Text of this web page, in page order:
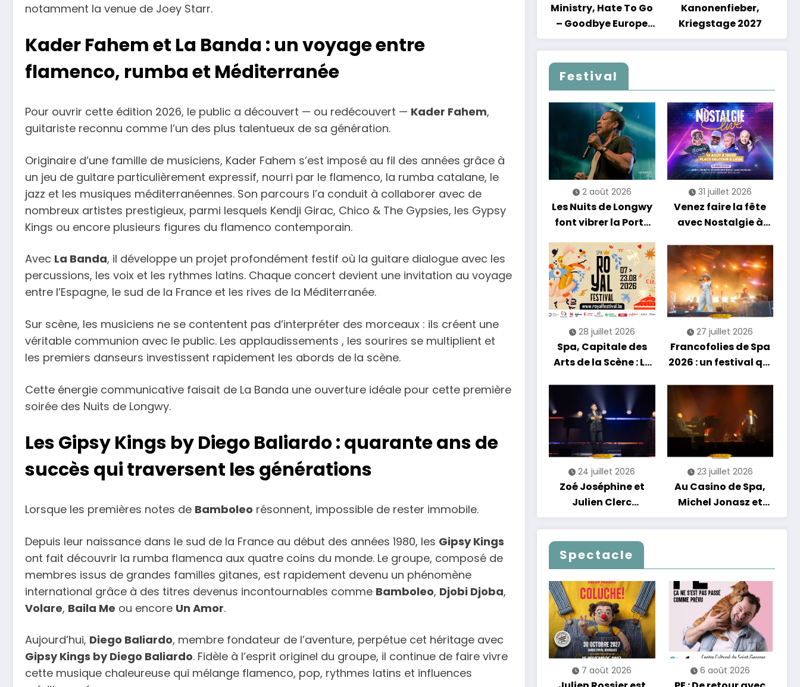
notamment la venue de Joey Starr.
Kader Fahem et La Banda : un voyage entre
flamenco, rumba et Méditerranée
Pour ouvrir cette édition 2026, le public a découvert — ou redécouvert — Kader Fahem,
guitariste reconnu comme l’un des plus talentueux de sa génération.
Originaire d’une famille de musiciens, Kader Fahem s’est imposé au fil des années grâce à
un jeu de guitare particulièrement expressif, nourri par le flamenco, la rumba catalane, le
jazz et les musiques méditerranéennes. Son parcours l’a conduit à collaborer avec de
nombreux artistes prestigieux, parmi lesquels Kendji Girac, Chico & The Gypsies, les Gypsy
Kings ou encore plusieurs figures du flamenco contemporain.
Avec La Banda, il développe un projet profondément festif où la guitare dialogue avec les
percussions, les voix et les rythmes latins. Chaque concert devient une invitation au voyage
entre l’Espagne, le sud de la France et les rives de la Méditerranée.
Sur scène, les musiciens ne se contentent pas d’interpréter des morceaux : ils créent une
véritable communion avec le public. Les applaudissements , les sourires se multiplient et
les premiers danseurs investissent rapidement les abords de la scène.
Cette énergie communicative faisait de La Banda une ouverture idéale pour cette première
soirée des Nuits de Longwy.
Les Gipsy Kings by Diego Baliardo : quarante ans de
succès qui traversent les générations
Lorsque les premières notes de Bamboleo résonnent, impossible de rester immobile.
Depuis leur naissance dans le sud de la France au début des années 1980, les Gipsy Kings
ont fait découvrir la rumba flamenca aux quatre coins du monde. Le groupe, composé de
membres issus de grandes familles gitanes, est rapidement devenu un phénomène
international grâce à des titres devenus incontournables comme Bamboleo, Djobi Djoba,
Volare, Baila Me ou encore Un Amor.
Aujourd’hui, Diego Baliardo, membre fondateur de l’aventure, perpétue cet héritage avec
Gipsy Kings by Diego Baliardo. Fidèle à l’esprit originel du groupe, il continue de faire vivre
cette musique chaleureuse qui mélange flamenco, pop, rythmes latins et influences
Ministry, Hate To Go
– Goodbye Europe
2027
Kanonenfieber,
Kriegstage 2027
Festival
2 août 2026
Les Nuits de Longwy
font vibrer la Porte
soirée entre
découvertes et
énergie reggae
31 juillet 2026
Venez faire la fête
avec Nostalgie à
28 juillet 2026
Spa, Capitale des
Arts de la Scène : Le
27 juillet 2026
Francofolies de Spa
2026 : un festival qui
nouveautés et
grands moments de
scène
24 juillet 2026
Zoé Joséphine et
Julien Clerc
clôturent en beauté
Les Nuits
Francofolies au
23 juillet 2026
Au Casino de Spa,
Michel Jonasz et
Alain Chamfort
célèbrent le temps
nostalgie
Spectacle
7 août 2026 6 août 2026